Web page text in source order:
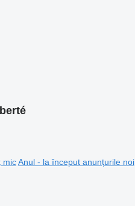
mic Anul - la început anunțurile noi